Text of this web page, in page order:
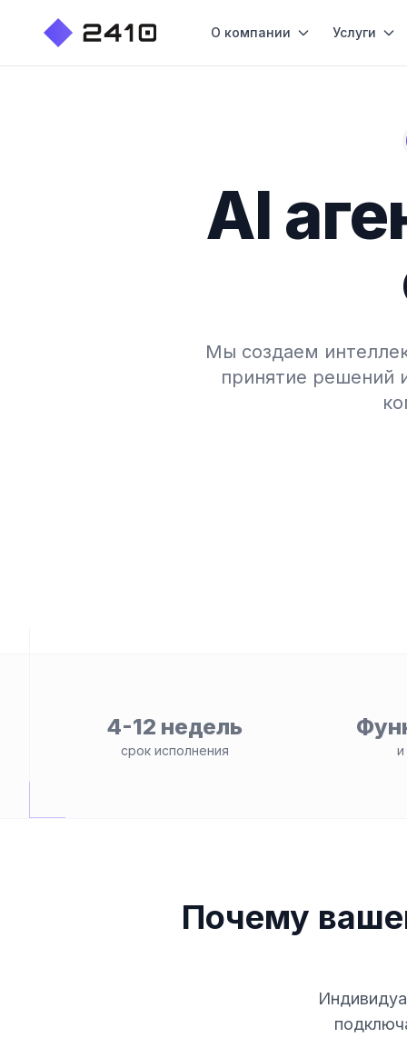
О компании Услуги
AI
Мы создаем
принятие решений
4-12 недель
срок исполнения
Почему